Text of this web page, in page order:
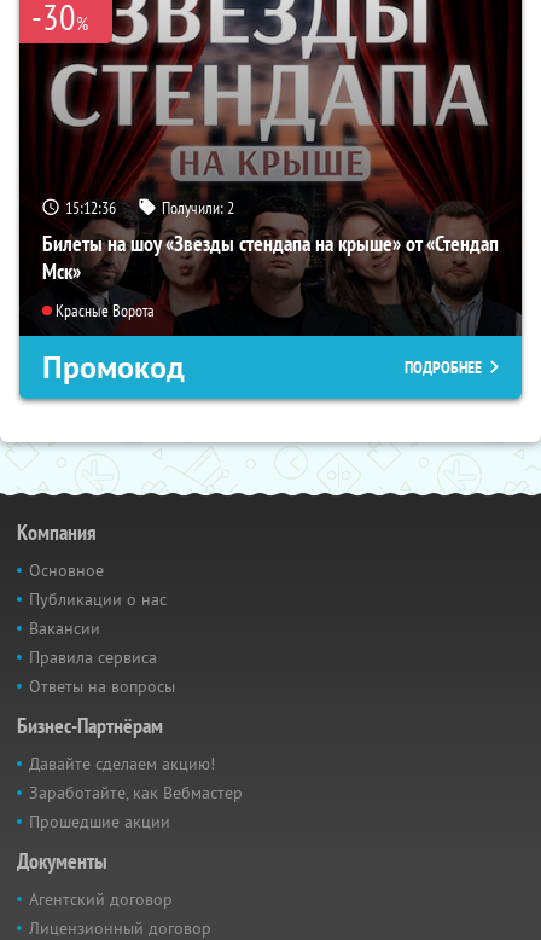
-30%
15:12:35 Получили:2
Билеты на шоу «Звезды стендапа на крыше» от «Стендап
Мск»
Красные Ворота
Промокод ПОДРОБНЕЕ
Компания
Основное
Публикации о нас
Вакансии
Правила сервиса
Ответы на вопросы
Бизнес-Партнёрам
Давайте сделаем акцию!
Заработайте, как Вебмастер
Прошедшие акции
Документы
Агентский договор
Лицензионный договор